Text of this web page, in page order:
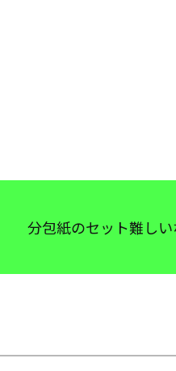
分包紙のセット難し